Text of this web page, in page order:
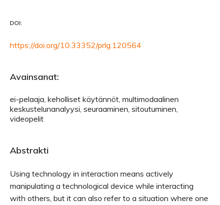
DOI:
https://doi.org/10.33352/prlg.120564
Avainsanat:
ei-pelaaja, keholliset käytännöt, multimodaalinen
keskustelunanalyysi, seuraaminen, sitoutuminen,
videopelit
Abstrakti
Using technology in interaction means actively
manipulating a technological device while interacting
with others, but it can also refer to a situation where one